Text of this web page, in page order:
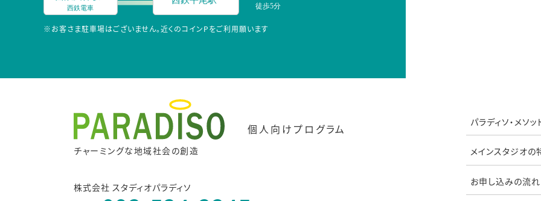
※お客さま駐車場はございません。近くのコインPをご利用願います
チャーミングな地域社会の創造
個人向けプログラム
株式会社 スタディオパラディソ
パラディソ・メソッ
メインスタジオの
お申し込みの流れ